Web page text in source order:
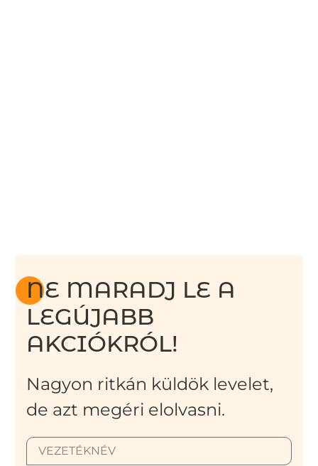
NE MARADJ LE A
LEGÚJABB
AKCIÓKRÓL!
Nagyon ritkán küldök levelet,
de azt megéri elolvasni.